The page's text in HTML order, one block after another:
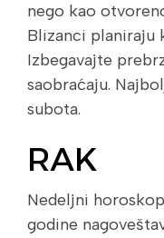
nego kao
Blizanci planiraju
Izbegavajte
saobraćaju.
subota.
RAK
Nedeljni
godine